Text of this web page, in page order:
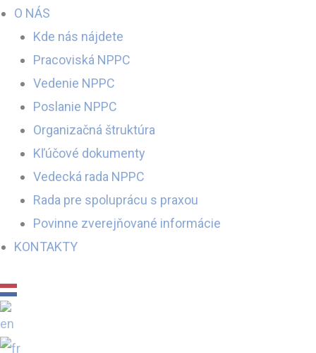
O NÁS
Kde nás nájdete
Pracoviská NPPC
Vedenie NPPC
Poslanie NPPC
Organizačná štruktúra
Kľúčové dokumenty
Vedecká rada NPPC
Rada pre spoluprácu s praxou
Povinne zverejňované informácie
KONTAKTY